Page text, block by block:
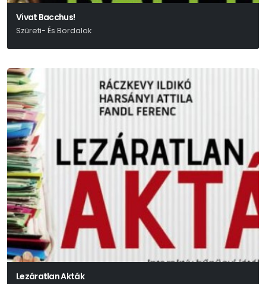
Vivat Bacchus!
Szüreti- És Bordalok
Lezáratlan Akták